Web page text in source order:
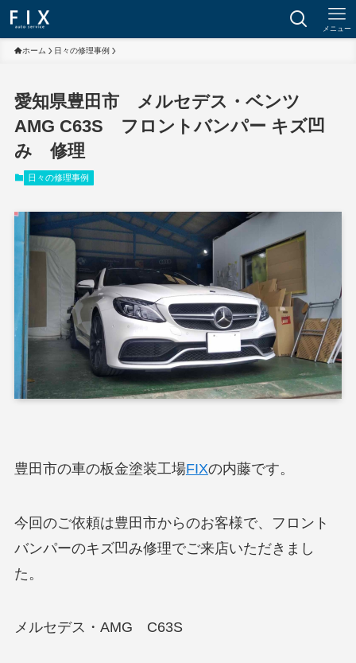
メニュー
ホーム 日々の修理事例
愛知県豊田市 メルセデス・ベンツ
AMG C63S フロントバンパー キズ凹
み 修理
日々の修理事例
豊田市の車の板金塗装工場FIXの内藤です。
今回のご依頼は豊田市からのお客様で、フロント
バンパーのキズ凹み修理でご来店いただきまし
た。
メルセデス・AMG C63S